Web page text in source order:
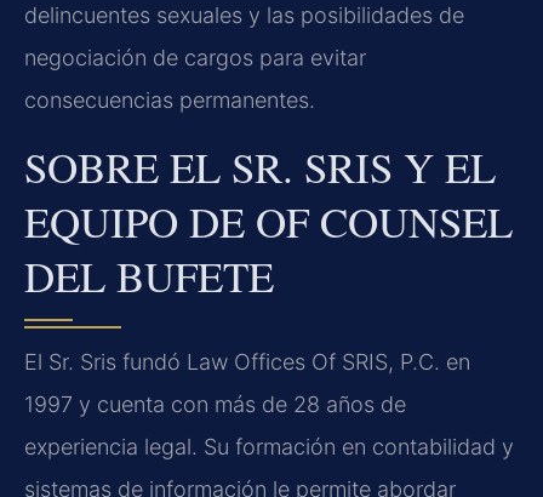
delincuentes sexuales y las posibilidades de
negociación de cargos para evitar
consecuencias permanentes.
SOBRE EL SR. SRIS Y EL
EQUIPO DE OF COUNSEL
DEL BUFETE
El Sr. Sris fundó Law Offices Of SRIS, P.C. en
1997 y cuenta con más de 28 años de
experiencia legal. Su formación en contabilidad y
sistemas de información le permite abordar